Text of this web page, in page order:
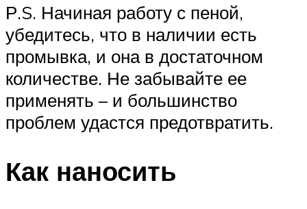
Р.S. Начиная работу с пеной,
убедитесь, что в наличии есть
промывка, и она в достаточном
количестве. Не забывайте ее
применять – и большинство
проблем удастся предотвратить.
Как наносить